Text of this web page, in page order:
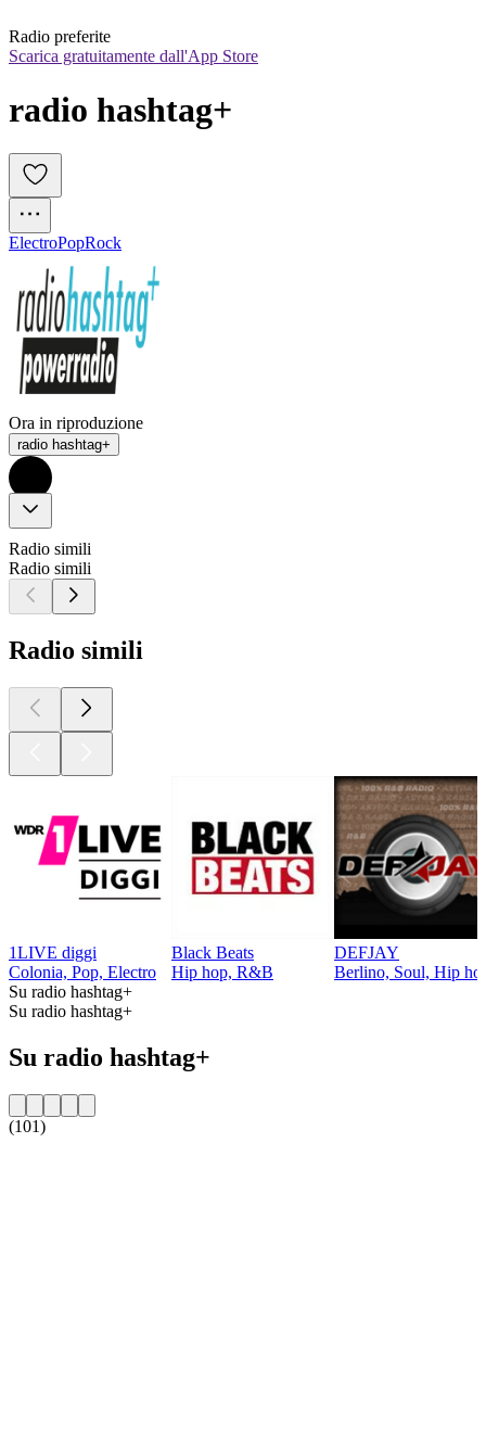
Radio preferite
Scarica gratuitamente dall'App Store
radio hashtag+
ElectroPopRock
Ora in riproduzione
radio hashtag+
Radio simili
Radio simili
Radio simili
1LIVE diggi
Colonia, Pop, Electro
Black Beats
Hip hop, R&B
DEFJAY
Berlino, Soul, Hip
Su radio hashtag+
Su radio hashtag+
Su radio hashtag+
(101)